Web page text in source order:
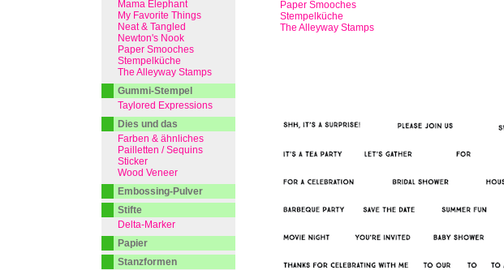
Paper Smooches
Stempelküche
The Alleyway Stamps
Mama Elephant
My Favorite Things
Neat & Tangled
Newton's Nook
Paper Smooches
Stempelküche
The Alleyway Stamps
Gummi-Stempel
Taylored Expressions
Dies und das
Farben & ähnliches
Pailletten / Sequins
Sticker
Wood Veneer
Embossing-Pulver
Stifte
Delta-Marker
Papier
Stanzformen